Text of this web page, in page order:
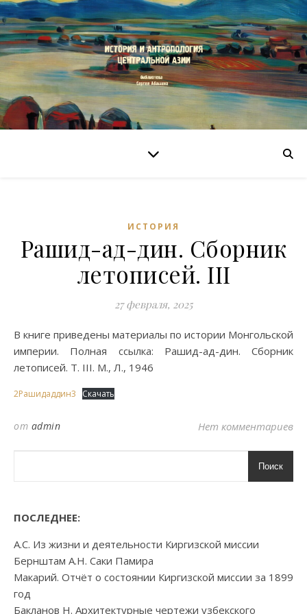
ИСТОРИЯ
Рашид-ад-дин. Сборник
летописей. III
27 февраля, 2025
В книге приведены материалы по истории Монгольской
империи. Полная ссылка: Рашид-ад-дин. Сборник
летописей. Т. III. М., Л., 1946
2Рашидаддин3 Скачать
от admin Нет комментариев
Поиск
ПОСЛЕДНЕЕ:
А.С. Из жизни и деятельности Киргизской миссии
Бернштам А.Н. Саки Памира
Макарий. Отчёт о состоянии Киргизской миссии за 1899
год
Бакланов Н. Архитектурные чертежи узбекского